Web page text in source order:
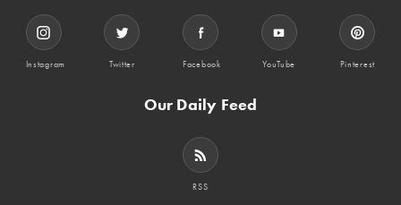
Instagram Twitter Facebook YouTube Pinterest
Our Daily Feed
RSS